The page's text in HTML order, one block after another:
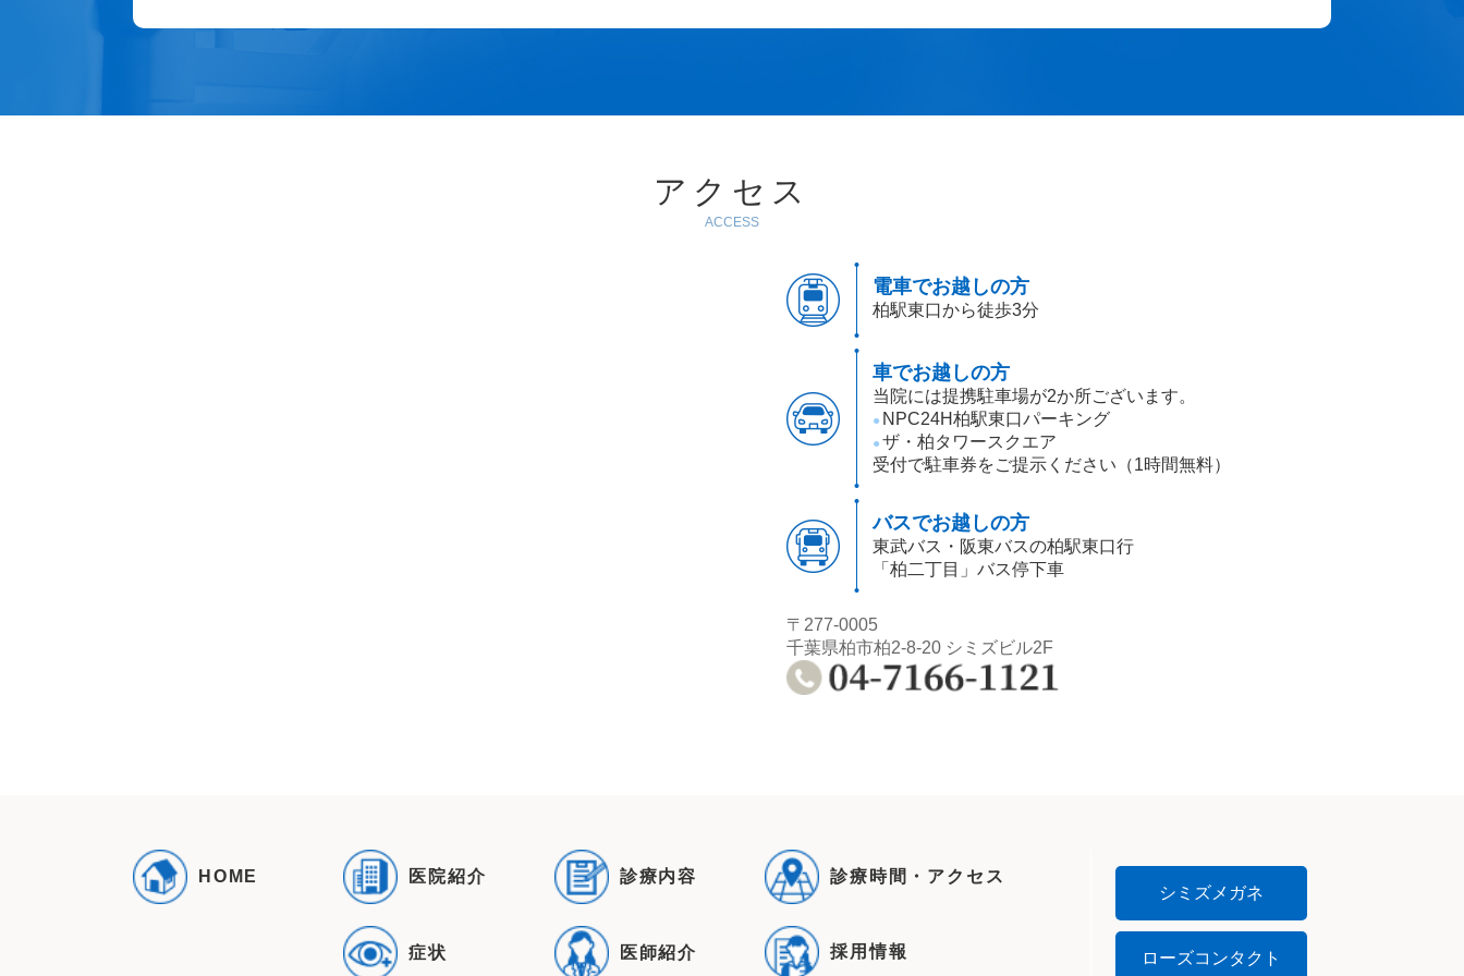
アクセス
ACCESS
電車でお越しの方
柏駅東口から徒歩3分
車でお越しの方
当院には提携駐車場が2か所ございます。
● NPC24H柏駅東口パーキング
● ザ・柏タワースクエア
受付で駐車券をご提示ください（1時間無料）
バスでお越しの方
東武バス・阪東バスの柏駅東口行
「柏二丁目」バス停下車
〒277-0005
千葉県柏市柏2-8-20 シミズビル2F
HOME 医院紹介 診療内容 診療時間・アクセス
症状 医師紹介 採用情報
シミズメガネ
ローズコンタクト